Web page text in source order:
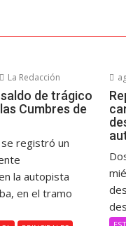
La Redacción
de trágico
Cumbres de
registró un
la autopista
en el tramo